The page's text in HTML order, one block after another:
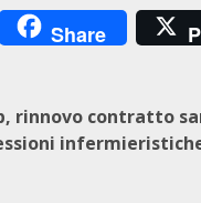
Twitter
Share
rinnovo contratto